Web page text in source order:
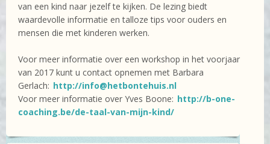
van een kind naar jezelf te kijken. De lezing biedt
waardevolle informatie en talloze tips voor ouders en
mensen die met kinderen werken.
Voor meer informatie over een workshop in het voorjaar
van 2017 kunt u contact opnemen met Barbara
Gerlach: http://info@hetbontehuis.nl
Voor meer informatie over Yves Boone: http://b-one-
coaching.be/de-taal-van-mijn-kind/